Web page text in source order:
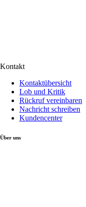
Kontakt
Kontaktübersicht
Lob und Kritik
Rückruf vereinbaren
Nachricht schreiben
Kundencenter
Über uns